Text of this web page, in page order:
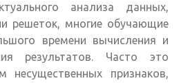
анализа данных,
решеток, многие обучающие
времени вычисления и
результатов. Часто это
несущественных признаков,